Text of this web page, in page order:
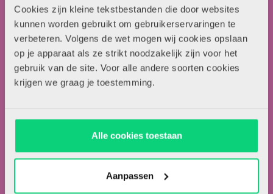
Cookies zijn kleine tekstbestanden die door websites
kunnen worden gebruikt om gebruikerservaringen te
verbeteren. Volgens de wet mogen wij cookies opslaan
op je apparaat als ze strikt noodzakelijk zijn voor het
gebruik van de site. Voor alle andere soorten cookies
krijgen we graag je toestemming.
Alle cookies toestaan
Aanpassen
Nieuwsbrief
Over HJK
Artikel insturen
Adverteren in HJK
contact@hjk-online.nl